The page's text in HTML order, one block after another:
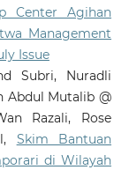
Center Agihan
Management
Issue
Subri, Nuradli
Abdul Mutalib @
Razali, Rose
Skim Bantuan
di Wilayah